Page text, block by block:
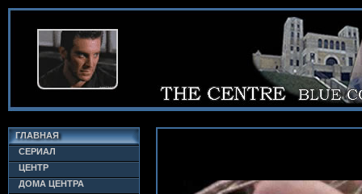
ГЛАВНАЯ
СЕРИАЛ
ЦЕНТР
ДОМА ЦЕНТРА